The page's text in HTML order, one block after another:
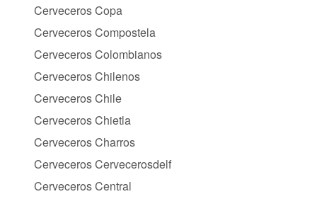
Cerveceros Copa
Cerveceros Compostela
Cerveceros Colombianos
Cerveceros Chilenos
Cerveceros Chile
Cerveceros Chietla
Cerveceros Charros
Cerveceros Cervecerosdelf
Cerveceros Central